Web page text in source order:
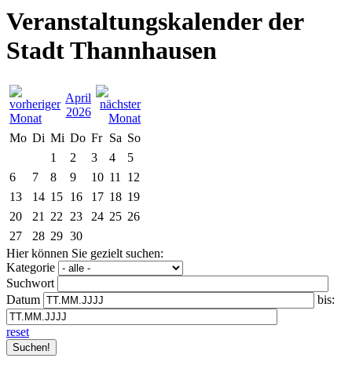
Veranstaltungskalender der
Stadt Thannhausen
April
2026
Mo Di Mi Do Fr Sa So
1
2 3 4
5
6
7 8 9 10 11
12
13
14 15 16 17 18 19
20
21 22 23 24 25 26
27
28 29 30
Hier können Sie gezielt suchen:
Kategorie
Suchwort
Datum
bis:
reset